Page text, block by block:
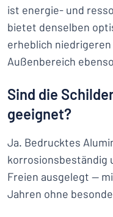
ist energie- und
bietet denselben
erheblich niedrigeren
Außenbereich
Sind die
geeignet?
Ja. Bedrucktes
korrosionsbeständig
Freien ausgelegt —
Jahren ohne